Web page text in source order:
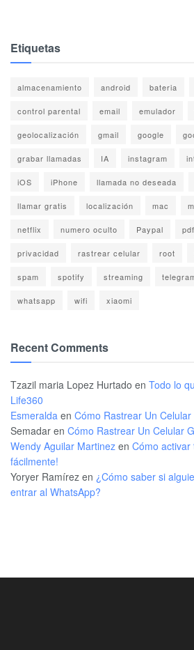
Etiquetas
almacenamiento android bateria
control parental email emulador
geolocalización gmail google
grabar llamadas IA instagram
iOS iPhone llamada no deseada
llamar gratis localización mac
netflix numero oculto Paypal pdf
privacidad rastrear celular root
spam spotify streaming
whatsapp wifi xiaomi
Recent Comments
Tzazil maria Lopez Hurtado en Todo lo
Life360
Esmeralda en Cómo Rastrear Un
Semadar en Cómo Rastrear Un Celular
Wendy Aguilar Martinez en Cómo activar
fácilmente!
Yoryer Ramírez en ¿Cómo saber si
entrar al WhatsApp?